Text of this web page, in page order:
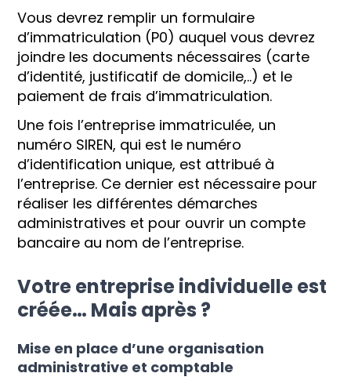
Vous devrez remplir un formulaire
d’immatriculation (P0) auquel vous devrez
joindre les documents nécessaires (carte
d’identité, justificatif de domicile,..) et le
paiement de frais d’immatriculation.
Une fois l’entreprise immatriculée, un
numéro SIREN, qui est le numéro
d’identification unique, est attribué à
l’entreprise. Ce dernier est nécessaire pour
réaliser les différentes démarches
administratives et pour ouvrir un compte
bancaire au nom de l’entreprise.
Votre entreprise individuelle est
créée… Mais après ?
Mise en place d’une organisation
administrative et comptable